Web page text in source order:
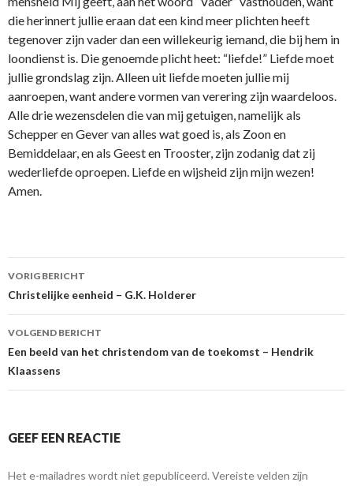
die herinnert jullie eraan dat een kind meer plichten heeft
tegenover zijn vader dan een willekeurig iemand, die bij hem in
loondienst is. Die genoemde plicht heet: “liefde!” Liefde moet
jullie grondslag zijn. Alleen uit liefde moeten jullie mij
aanroepen, want andere vormen van verering zijn waardeloos.
Alle drie wezensdelen die van mij getuigen, namelijk als
Schepper en Gever van alles wat goed is, als Zoon en
Bemiddelaar, en als Geest en Trooster, zijn zodanig dat zij
wederliefde oproepen. Liefde en wijsheid zijn mijn wezen!
Amen.
Berichtnavigatie
VORIG BERICHT
Christelijke eenheid – G.K. Holderer
VOLGEND BERICHT
Een beeld van het christendom van de toekomst – Hendrik
Klaassens
GEEF EEN REACTIE
Het e-mailadres wordt niet gepubliceerd. Vereiste velden zijn